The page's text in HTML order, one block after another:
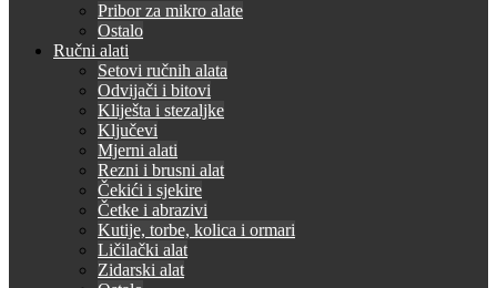
Pribor za mikro alate
Ostalo
Ručni alati
Setovi ručnih alata
Odvijači i bitovi
Kliješta i stezaljke
Ključevi
Mjerni alati
Rezni i brusni alat
Čekići i sjekire
Četke i abrazivi
Kutije, torbe, kolica i ormari
Ličilački alat
Zidarski alat